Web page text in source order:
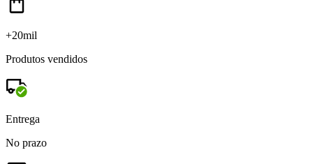
+20mil
Produtos vendidos
Entrega
No prazo